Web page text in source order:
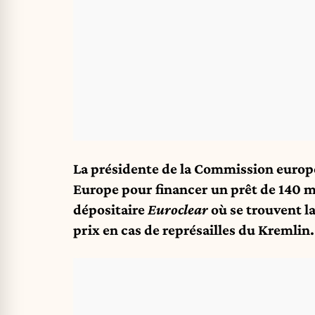
La présidente de la Commission
Europe pour financer un prêt de 140
dépositaireEuroclearoù se trouvent
prix en cas de représailles du Kremlin.